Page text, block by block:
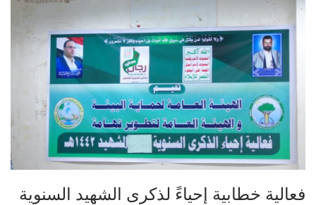
فعالية خطابية إحياءً لذكرى الشهيد السنوية